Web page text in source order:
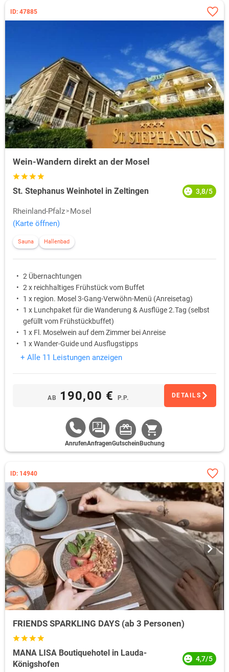
ID: 47885
Wein-Wandern direkt an der Mosel
St. Stephanus Weinhotel in Zeltingen 3,8/5
Rheinland-Pfalz
Mosel
(Karte öffnen)
Sauna Hallenbad
2 Übernachtungen
2 x reichhaltiges Frühstück vom Buffet
1 x region. Mosel 3-Gang-Verwöhn-Menü (Anreisetag)
1 x Lunchpaket für die Wanderung & Ausflüge 2.Tag (selbst
gefüllt vom Frühstückbuffet)
1 x Fl. Moselwein auf dem Zimmer bei Anreise
1 x Wander-Guide und Ausflugstipps
+ Alle 11 Leistungen anzeigen
AB 190,00 € P.P. DETAILS
AnrufenAnfragenGutschein Buchung
ID: 14940
FRIENDS SPARKLING DAYS (ab 3 Personen)
MANA LISA Boutiquehotel in Lauda-
Königshofen
4,7/5